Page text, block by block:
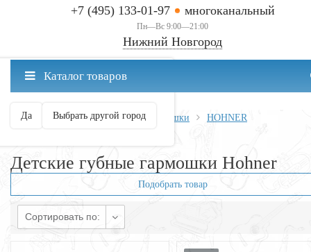
+7 (495) 133-01-97 многоканальный
Пн—Вс 9:00—21:00
Нижний Новгород
Нижний Новгород ваш город?
Да Выбрать другой город
Каталог товаров
Главная Духовые Губные гармошки
HOHNER
Детские губные гармошки Hohner
Подобрать товар
Сортировать по: